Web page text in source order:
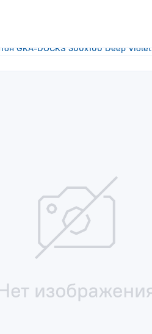
GKA-DOCKS 300x100 Deep Violet